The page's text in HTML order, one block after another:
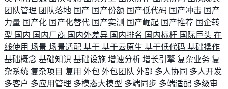
团队管理 团队落地 国产 国产份额 国产低代码 国产冲击 国产
力量 国产化 国产化替代 国产实测 国产崛起 国产推荐 国企转
型 国内 国内厂商 国内外差异 国内排名 国内标杆 国际巨头 在
线使用 场景 场景适配 基于 基于云原生 基于低代码 基础操作
基础概念 基础知识 基础设施 增速分析 增长引擎 复杂业务 复
杂系统 复杂项目 复用 外包 外包团队 外部 多人协同 多人开发
多客户 多应用管理 多模态大模型 多端同步 多端适配 多级审